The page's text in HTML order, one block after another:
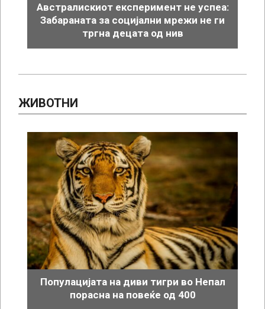
Австралискиот експеримент не успеа:
Забараната за социјални мрежи не ги
тргна децата од нив
ЖИВОТНИ
Популацијата на диви тигри во Непал
порасна на повеќе од 400